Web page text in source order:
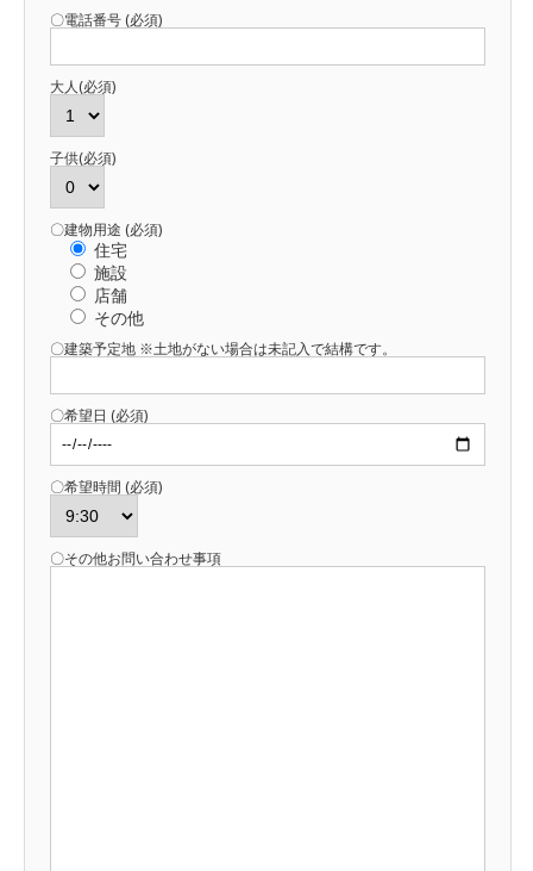
〇電話番号 (必須)
大人(必須)
子供(必須)
〇建物用途 (必須)
住宅
施設
店舗
その他
〇建築予定地 ※土地がない場合は未記入で結構です。
〇希望日 (必須)
〇希望時間 (必須)
〇その他お問い合わせ事項